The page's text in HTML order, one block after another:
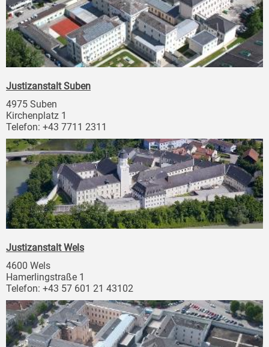
Justizanstalt Suben
4975 Suben
Kirchenplatz 1
Telefon: +43 7711 2311
Justizanstalt Wels
4600 Wels
Hamerlingstraße 1
Telefon: +43 57 601 21 43102